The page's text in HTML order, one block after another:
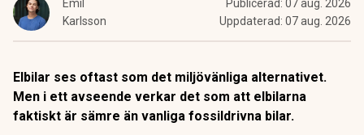
Emil
Karlsson
Publicerad: 07 aug. 2026
Uppdaterad: 07 aug. 2026
Elbilar ses oftast som det miljövänliga alternativet.
Men i ett avseende verkar det som att elbilarna
faktiskt är sämre än vanliga fossildrivna bilar.